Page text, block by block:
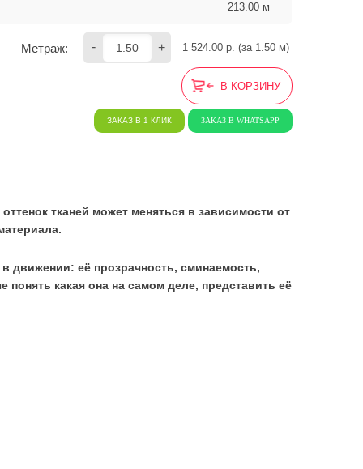
213.00 м
Метраж: - + 1 524.00 р. (за 1.50 м)
В КОРЗИНУ
ЗАКАЗ В 1 КЛИК ЗАКАЗ В WHATSAPP
тканей может меняться в зависимости от
движении: её прозрачность, сминаемость,
понять какая она на самом деле, представить её